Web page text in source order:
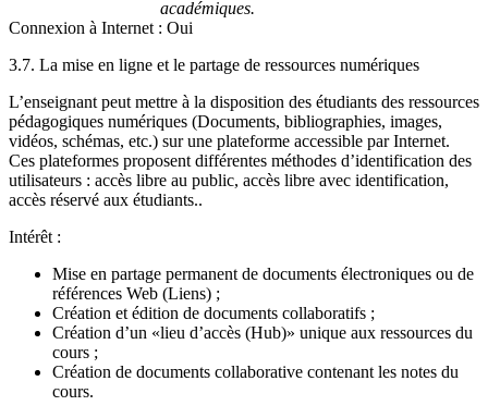
académiques.
Connexion à Internet : Oui
3.7. La mise en ligne et le partage de ressources numériques
L’enseignant peut mettre à la disposition des étudiants des ressources
pédagogiques numériques (Documents, bibliographies, images,
vidéos, schémas, etc.) sur une plateforme accessible par Internet.
Ces plateformes proposent différentes méthodes d’identification des
utilisateurs : accès libre au public, accès libre avec identification,
accès réservé aux étudiants..
Intérêt :
Mise en partage permanent de documents électroniques ou de
références Web (Liens) ;
Création et édition de documents collaboratifs ;
Création d’un «lieu d’accès (Hub)» unique aux ressources du
cours ;
Création de documents collaborative contenant les notes du
cours.